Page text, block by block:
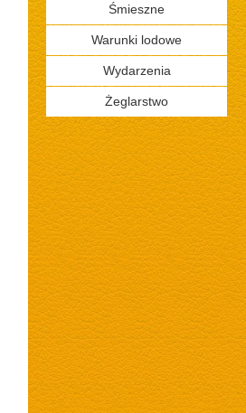
Śmieszne
Warunki lodowe
Wydarzenia
Żeglarstwo